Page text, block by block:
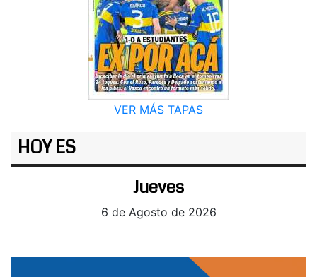
VER MÁS TAPAS
HOY ES
Jueves
6 de Agosto de 2026